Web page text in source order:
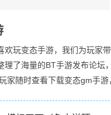
欢玩变态手游，我们为玩家
理了海量的BT手游发布论坛
家随时查看下载变态gm手